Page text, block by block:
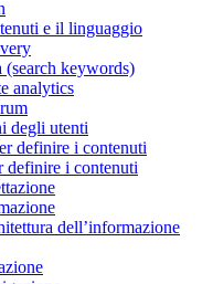
e il linguaggio
keywords)
analytics
degli utenti
definire i contenuti
definire i contenuti
dell’informazione